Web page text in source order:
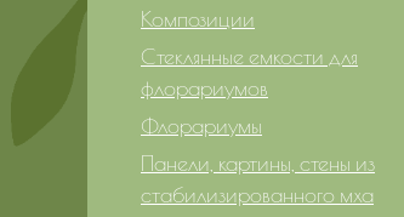
Композиции
Стеклянные емкости для
флорариумов
Флорариумы
Панели, картины, стены из
стабилизированного мха